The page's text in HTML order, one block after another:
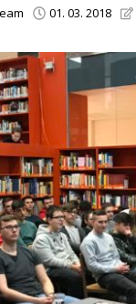
01. 03. 2018